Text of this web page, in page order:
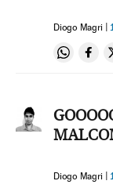
Diogo Magri
Diogo Magri